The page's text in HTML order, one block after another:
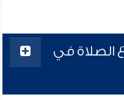
الصلاة في